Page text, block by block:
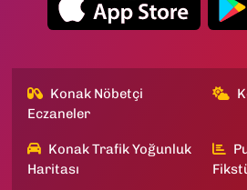
Konak Nöbetçi
Eczaneler
Konak Trafik Yoğunluk
Haritası